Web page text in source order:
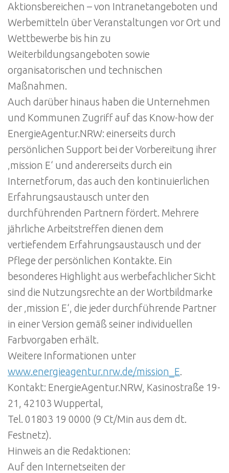
Aktionsbereichen – von Intranetangeboten und
Werbemitteln über Veranstaltungen vor Ort und
Wettbewerbe bis hin zu
Weiterbildungsangeboten sowie
organisatorischen und technischen
Maßnahmen.
Auch darüber hinaus haben die Unternehmen
und Kommunen Zugriff auf das Know-how der
EnergieAgentur.NRW: einerseits durch
persönlichen Support bei der Vorbereitung ihrer
‚mission E‘ und andererseits durch ein
Internetforum, das auch den kontinuierlichen
Erfahrungsaustausch unter den
durchführenden Partnern fördert. Mehrere
jährliche Arbeitstreffen dienen dem
vertiefendem Erfahrungsaustausch und der
Pflege der persönlichen Kontakte. Ein
besonderes Highlight aus werbefachlicher Sicht
sind die Nutzungsrechte an der Wortbildmarke
der ‚mission E‘, die jeder durchführende Partner
in einer Version gemäß seiner individuellen
Farbvorgaben erhält.
Weitere Informationen unter
www.energieagentur.nrw.de/mission_E.
Kontakt: EnergieAgentur.NRW, Kasinostraße 19-
21, 42103 Wuppertal,
Tel. 01803 19 0000 (9 Ct/Min aus dem dt.
Festnetz).
Hinweis an die Redaktionen:
Auf den Internetseiten der